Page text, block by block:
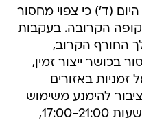
(ד') כי צפוי מחסור
הקרובה. בעקבות
החורף הקרוב,
בכושר ייצור זמין,
באזורים
להימנע משימוש
במכשירים זוללי אנרגיה בין השעות 17:00-21:00,